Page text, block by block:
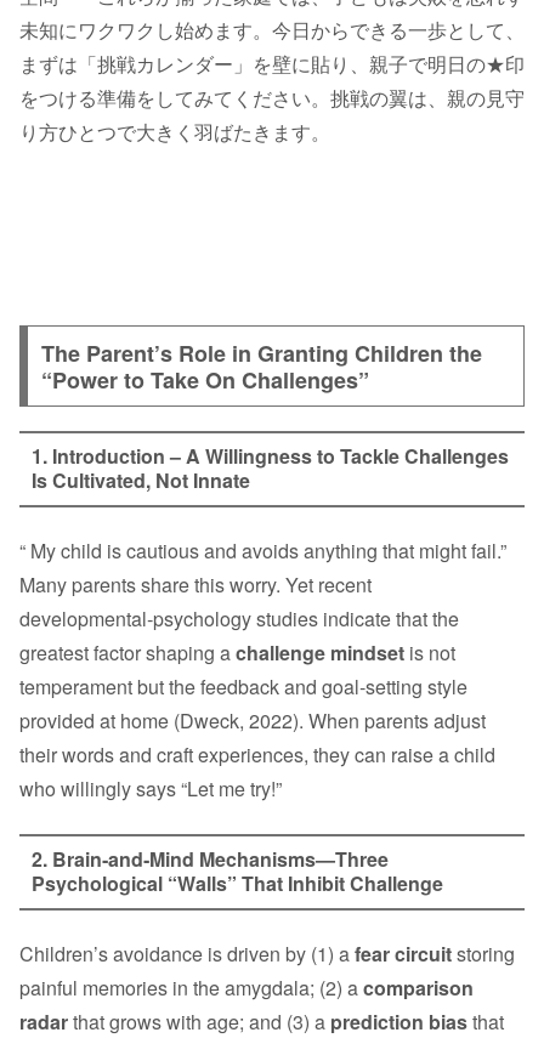
未知にワクワクし始めます。今日からできる一歩として、
まずは「挑戦カレンダー」を壁に貼り、親子で明日の★印
をつける準備をしてみてください。挑戦の翼は、親の見守
り方ひとつで大きく羽ばたきます。
The Parent’s Role in Granting Children the
“Power to Take On Challenges”
1. Introduction – A Willingness to Tackle Challenges
Is Cultivated, Not Innate
“ My child is cautious and avoids anything that might fail.”
Many parents share this worry. Yet recent
developmental‑psychology studies indicate that the
greatest factor shaping achallenge mindset is not
temperament but the feedback and goal‑setting style
provided at home (Dweck, 2022). When parents adjust
their words and craft experiences, they can raise a child
who willingly says “Let me try!”
2. Brain‑and‑Mind Mechanisms—Three
Psychological “Walls” That Inhibit Challenge
Children’s avoidance is driven by (1) afear circuitstoring
painful memories in the amygdala; (2) acomparison
radarthat grows with age; and (3) a prediction biasthat